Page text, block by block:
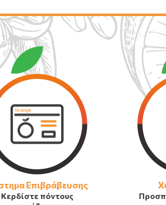
Επιβράβευσης
Κερδίστε πόντους